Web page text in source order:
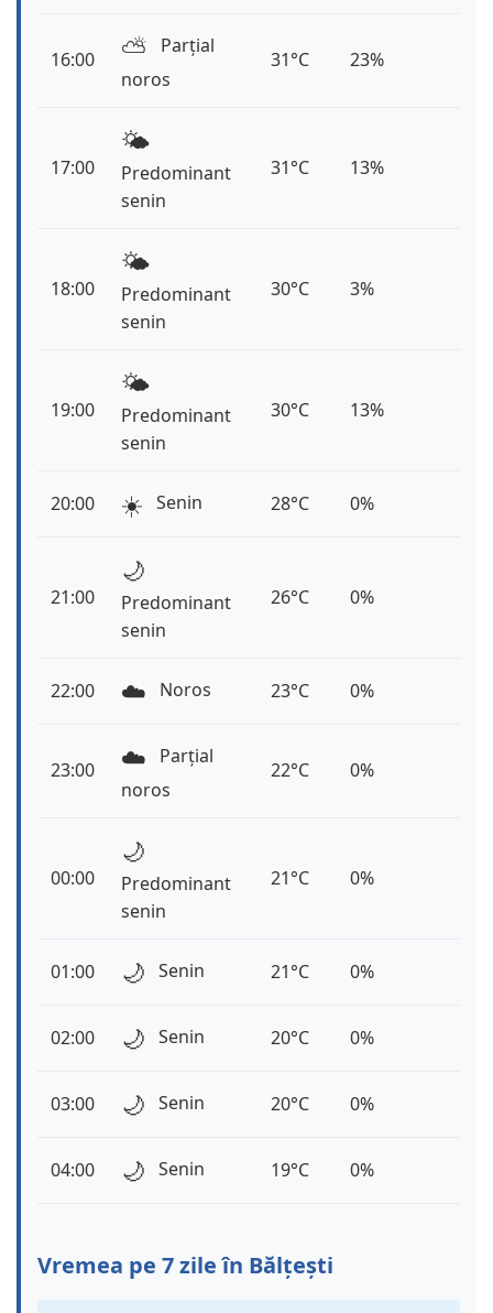
16:00 ⛅️
Parțial
noros
31°C 23%
17:00
🌤️
Predominant
senin
31°C 13%
18:00
🌤️
Predominant
senin
30°C 3%
19:00
🌤️
Predominant
senin
30°C 13%
20:00 ☀️ Senin 28°C 0%
21:00
🌙
Predominant
senin
26°C 0%
22:00 ☁️ Noros 23°C 0%
23:00 ☁️
Parțial
noros
22°C 0%
00:00
🌙
Predominant
senin
21°C 0%
01:00 🌙 Senin 21°C 0%
02:00 🌙 Senin 20°C 0%
03:00 🌙 Senin 20°C 0%
04:00 🌙 Senin 19°C 0%
Vremea pe 7 zile în Bălțești